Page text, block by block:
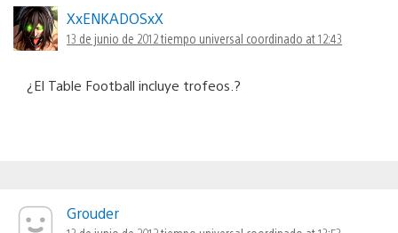
XxENKADOSxX
13 de junio de 2012 tiempo universal coordinado at 12:43
¿El Table Football incluye trofeos.?
Grouder